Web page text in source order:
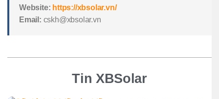
Website: https://xbsolar.vn/
Email: cskh@xbsolar.vn
Tin XBSolar